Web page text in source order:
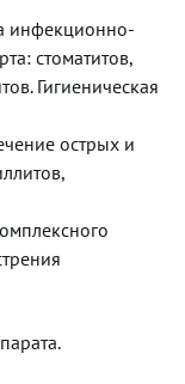
инфекционно-
стоматитов,
Гигиеническая
острых и